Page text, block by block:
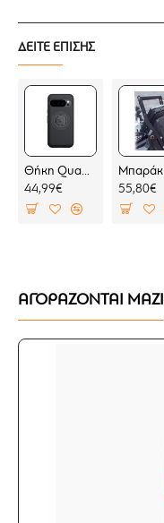
ΔΕΙΤΕ ΕΠΙΣΗΣ
Θήκη Quad Lock MAG Google Pixel 10 Pro (μαγνητική)
44,99€
55,80€
ΑΓΟΡΑΖΟΝΤΑΙ ΜΑΖΙ